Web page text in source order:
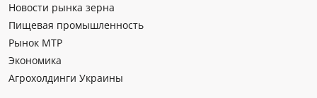
Новости рынка зерна
Пищевая промышленность
Рынок МТР
Экономика
Агрохолдинги Украины